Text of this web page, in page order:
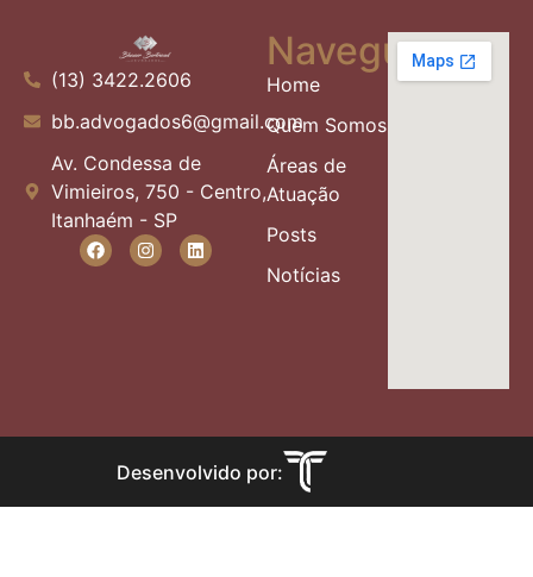
(13) 3422.2606
bb.advogados6@gmail.com
Av. Condessa de
Vimieiros, 750 - Centro,
Itanhaém - SP
Navegue
Home
Quem Somos
Áreas de
Atuação
Posts
Notícias
Desenvolvido por: